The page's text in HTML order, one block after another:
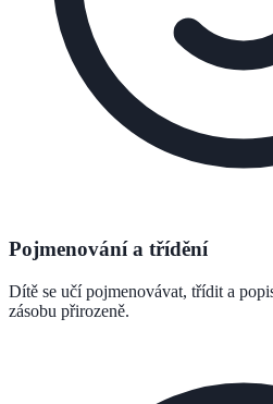
Pojmenování a třídění
Dítě se učí pojmenovávat, třídit a
zásobu přirozeně.